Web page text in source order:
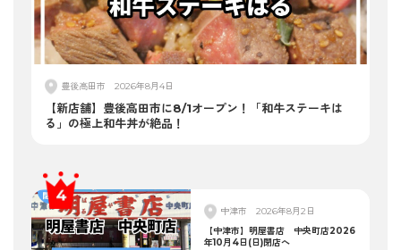
豊後高田市 2026年8月4日
【新店舗】豊後高田市に8/1オープン！「和牛ステーキは
る」の極上和牛丼が絶品！
中津市
2026年8月2日
【中津市】明屋書店 中央町店2026
年10月4日(日)閉店へ